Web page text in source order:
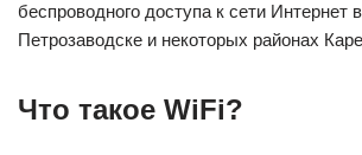
беспроводного доступа к сети Интернет
Петрозаводске и некоторых районах
Что такое WiFi?